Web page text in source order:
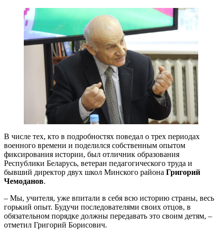
В числе тех, кто в подробностях поведал о трех периодах
военного времени и поделился собственным опытом
фиксирования истории, был отличник образования
Республики Беларусь, ветеран педагогического труда и
бывший директор двух школ Минского района Григорий
Чемоданов.
– Мы, учителя, уже впитали в себя всю историю страны, весь
горький опыт. Будучи последователями своих отцов, в
обязательном порядке должны передавать это своим детям, –
отметил Григорий Борисович.